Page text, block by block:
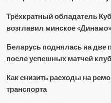
Трёхкратный обладатель
возглавил минское «Динамо»
Беларусь поднялась на две
после успешных матчей
Как снизить расходы на
транспорта